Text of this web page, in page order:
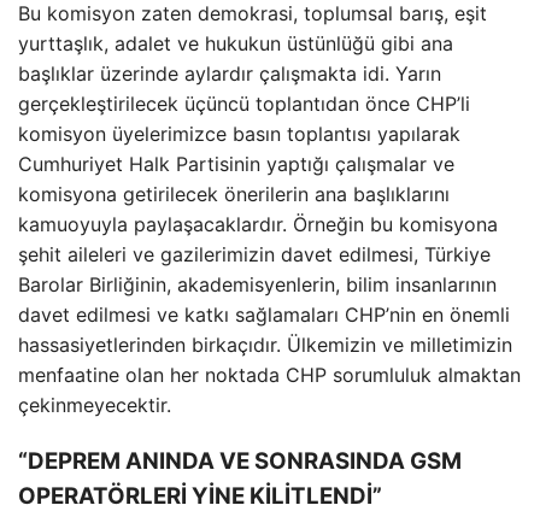
Bu komisyon zaten demokrasi, toplumsal barış, eşit
yurttaşlık, adalet ve hukukun üstünlüğü gibi ana
başlıklar üzerinde aylardır çalışmakta idi. Yarın
gerçekleştirilecek üçüncü toplantıdan önce CHP’li
komisyon üyelerimizce basın toplantısı yapılarak
Cumhuriyet Halk Partisinin yaptığı çalışmalar ve
komisyona getirilecek önerilerin ana başlıklarını
kamuoyuyla paylaşacaklardır. Örneğin bu komisyona
şehit aileleri ve gazilerimizin davet edilmesi, Türkiye
Barolar Birliğinin, akademisyenlerin, bilim insanlarının
davet edilmesi ve katkı sağlamaları CHP’nin en önemli
hassasiyetlerinden birkaçıdır. Ülkemizin ve milletimizin
menfaatine olan her noktada CHP sorumluluk almaktan
çekinmeyecektir.
“DEPREM ANINDA VE SONRASINDA GSM
OPERATÖRLERİ YİNE KİLİTLENDİ”